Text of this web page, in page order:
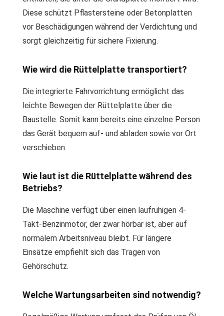
Diese schützt Pflastersteine oder Betonplatten
vor Beschädigungen während der Verdichtung und
sorgt gleichzeitig für sichere Fixierung.
Wie wird die Rüttelplatte transportiert?
Die integrierte Fahrvorrichtung ermöglicht das
leichte Bewegen der Rüttelplatte über die
Baustelle. Somit kann bereits eine einzelne Person
das Gerät bequem auf- und abladen sowie vor Ort
verschieben.
Wie laut ist die Rüttelplatte während des
Betriebs?
Die Maschine verfügt über einen laufruhigen 4-
Takt-Benzinmotor, der zwar hörbar ist, aber auf
normalem Arbeitsniveau bleibt. Für längere
Einsätze empfiehlt sich das Tragen von
Gehörschutz.
Welche Wartungsarbeiten sind notwendig?